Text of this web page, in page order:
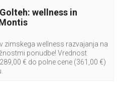
wellness in
zimskega wellness razvajanja na
ponudbe! Vrednost
€ do polne cene (361,00 €)